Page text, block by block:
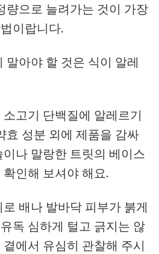
량으로 늘려가는 것이 가장
이랍니다.
말아야 할 것은 식이 알레
고기 단백질에 알레르기
효 성분 외에 제품을 감싸
나 말랑한 트릿의 베이스
인해 보셔야 해요.
배나 발바닥 피부가 붉게
독 심하게 털고 긁지는 않
에서 유심히 관찰해 주시